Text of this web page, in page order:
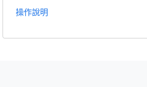
操作說明